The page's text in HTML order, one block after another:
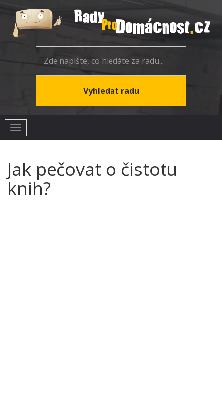
Toggle
navigation
Jak pečovat o čistotu
knih?